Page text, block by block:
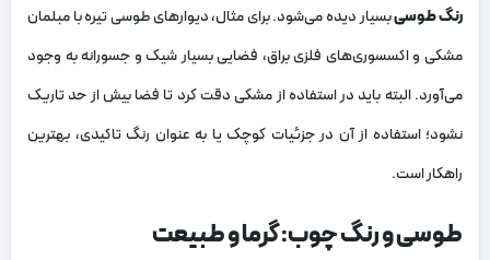
رنگ طوسیبسیار دیده می‌شود. برای مثال، دیوارهای طوسی تیره با مبلمان
مشکی و اکسسوری‌های فلزی براق، فضایی بسیار شیک و جسورانه به وجود
می‌آورد. البته باید در استفاده از مشکی دقت کرد تا فضا بیش از حد تاریک
نشود؛ استفاده از آن در جزئیات کوچک یا به عنوان رنگ تاکیدی، بهترین
راهکار است.
طوسی و رنگ چوب: گرما و طبیعت